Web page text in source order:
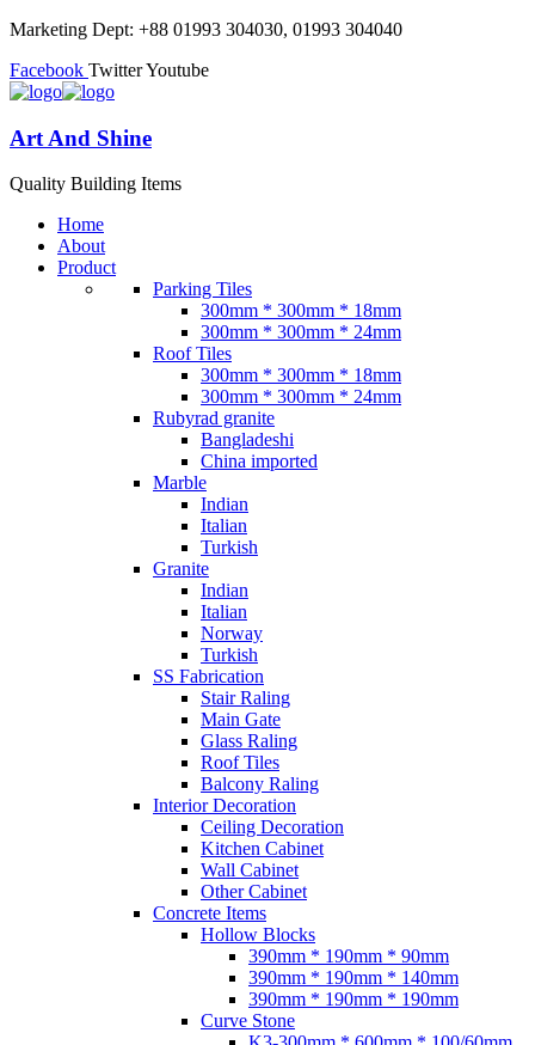
Marketing Dept: +88 01993 304030, 01993 304040
Facebook TwitterYoutube
Art And Shine
Quality Building Items
Home
About
Product
Parking Tiles
300mm * 300mm * 18mm
300mm * 300mm * 24mm
Roof Tiles
300mm * 300mm * 18mm
300mm * 300mm * 24mm
Rubyrad granite
Bangladeshi
China imported
Marble
Indian
Italian
Turkish
Granite
Indian
Italian
Norway
Turkish
SS Fabrication
Stair Raling
Main Gate
Glass Raling
Roof Tiles
Balcony Raling
Interior Decoration
Ceiling Decoration
Kitchen Cabinet
Wall Cabinet
Other Cabinet
Concrete Items
Hollow Blocks
390mm * 190mm * 90mm
390mm * 190mm * 140mm
390mm * 190mm * 190mm
Curve Stone